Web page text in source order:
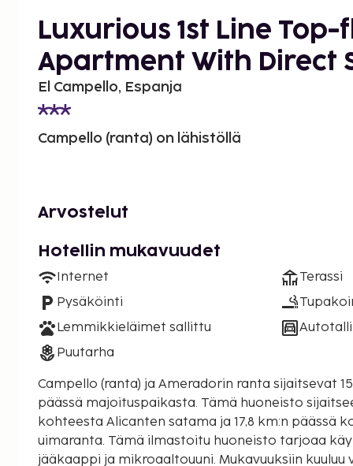
Luxurious 1st Line Top-
Apartment With Direct
El Campello, Espanja
Campello (ranta) on lähistöllä
Arvostelut
Hotellin mukavuudet
Internet
Pysäköinti
Lemmikkieläimet sallittu
Puutarha
Terassi
Autotalli
Campello (ranta) ja Ameradorin ranta sijaitsevat
päässä majoituspaikasta. Tämä huoneisto sijaitsee 18,4 km:n päässä
kohteesta Alicanten satama ja 17,8 km:n päässä
uimaranta. Tämä ilmastoitu huoneisto tarjoaa
jääkaappi ja mikroaaltouuni. Mukavuuksiin kuuluu